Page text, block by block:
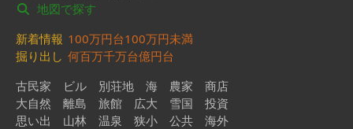
地図で探す
新着情報 100万円台100万円未満
掘り出し 何百万千万台億円台
古民家
ビル 別荘地 海 農家
商店
大自然
離島 旅館 広大 雪国
投資
思い出
山林 温泉 狭小 公共
海外